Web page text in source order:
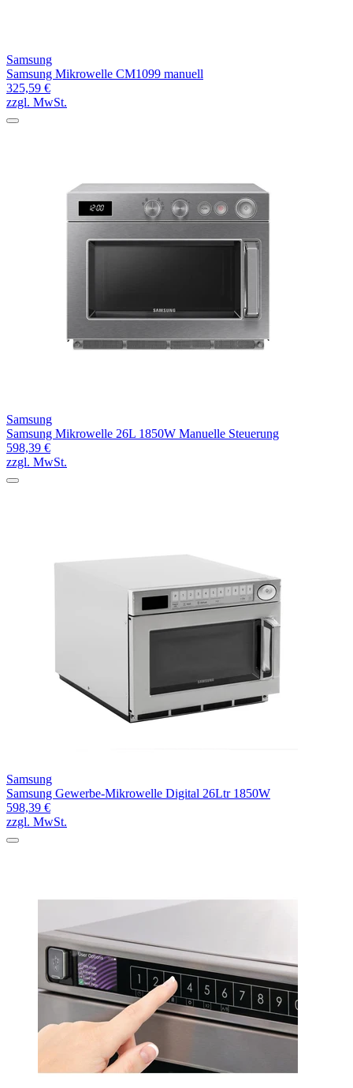
Samsung
Samsung Mikrowelle CM1099 manuell
325,59 €
zzgl. MwSt.
Samsung
Samsung Mikrowelle 26L 1850W Manuelle Steuerung
598,39 €
zzgl. MwSt.
Samsung
Samsung Gewerbe-Mikrowelle Digital 26Ltr 1850W
598,39 €
zzgl. MwSt.